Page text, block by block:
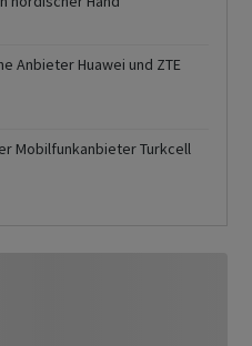
Anbieter Huawei und ZTE
Mobilfunkanbieter Turkcell